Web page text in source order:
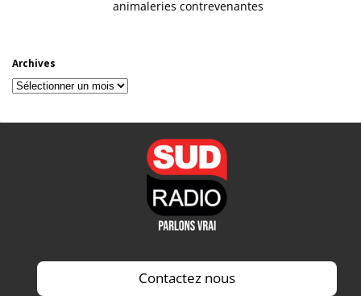
animaleries contrevenantes
Archives
Archives
Contactez nous